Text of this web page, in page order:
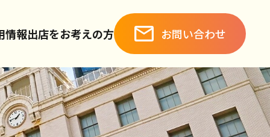
情報出店をお考えの方 お問い合わせ